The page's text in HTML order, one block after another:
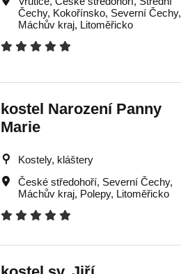
Čechy, Kokořínsko, Severní Čechy,
Máchův kraj, Litoměřicko
kostel Narození Panny
Marie
Kostely, kláštery
České středohoří, Severní Čechy,
Máchův kraj, Polepy, Litoměřicko